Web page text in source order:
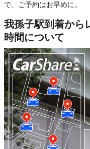
で、ご予約はお早めに。
我孫子駅到着から
時間について